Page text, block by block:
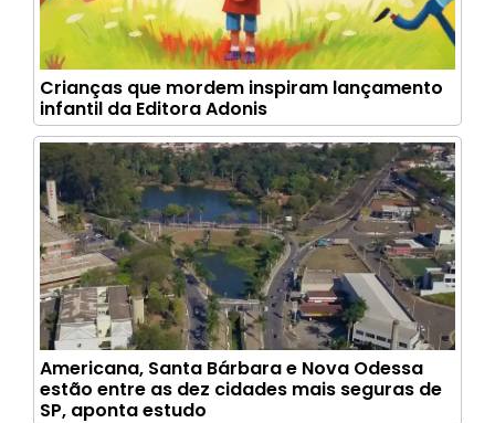
Crianças que mordem inspiram lançamento
infantil da Editora Adonis
Americana, Santa Bárbara e Nova Odessa
estão entre as dez cidades mais seguras de
SP, aponta estudo